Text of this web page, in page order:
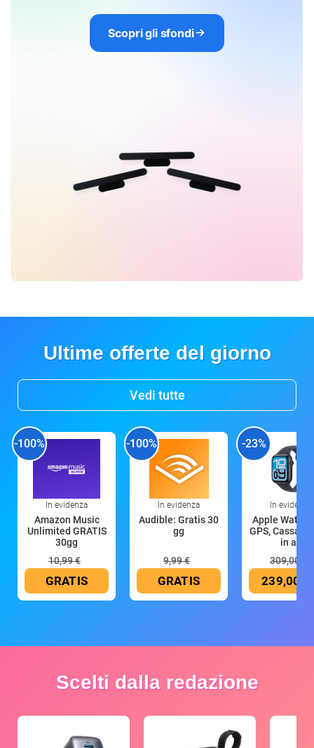
Scopri gli sfondi
Ultime offerte del giorno
Vedi tutte
-100%
In evidenza
Amazon Music
Unlimited GRATIS
30gg
10,99 €
GRATIS
-100%
In evidenza
Audible: Gratis 30
gg
9,99 €
GRATIS
-23%
In evidenza
Apple Watch
GPS, Cassa
in all
309,00 €
239,00 €
Scelti dalla redazione